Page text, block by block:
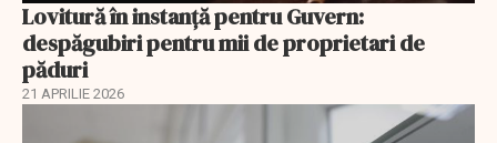
Lovitură în instanță pentru Guvern:
despăgubiri pentru mii de proprietari de
păduri
21 APRILIE 2026